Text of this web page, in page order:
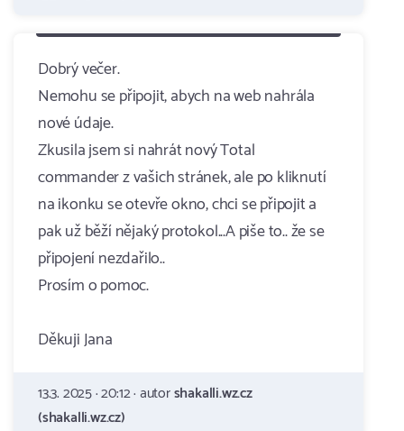
Dobrý večer.
Nemohu se připojit, abych na web nahrála
nové údaje.
Zkusila jsem si nahrát nový Total
commander z vašich stránek, ale po kliknutí
na ikonku se otevře okno, chci se připojit a
pak už běží nějaký protokol...A piše to.. že se
připojení nezdařilo..
Prosím o pomoc.
Děkuji Jana
13.3. 2025 · 20:12 · autorshakalli.wz.cz
(shakalli.wz.cz)